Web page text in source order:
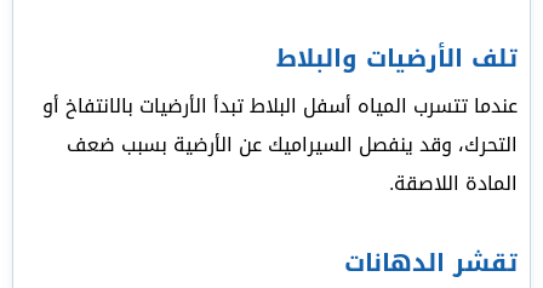
تلف الأرضيات والبلاط
عندما تتسرب المياه أسفل البلاط تبدأ الأرضيات بالانتفاخ أو
التحرك، وقد ينفصل السيراميك عن الأرضية بسبب ضعف
المادة اللاصقة.
تقشر الدهانات